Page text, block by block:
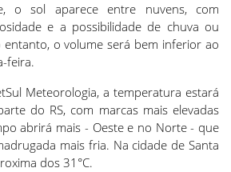
o sol aparece entre nuvens, com
e a possibilidade de chuva ou
entanto, o volume será bem inferior ao
feira.
Meteorologia, a temperatura estará
do RS, com marcas mais elevadas
abrirá mais - Oeste e no Norte - que
mais fria. Na cidade de Santa
dos 31°C.